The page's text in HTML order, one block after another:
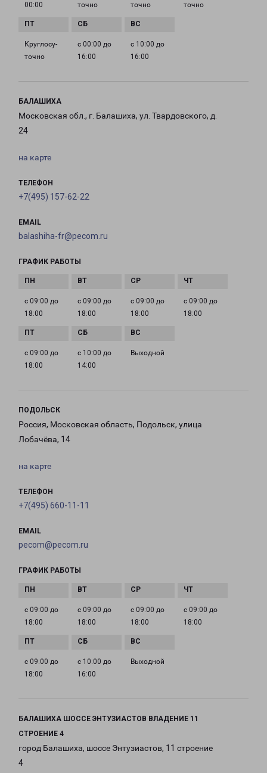
00:00
точно
точно
точно
Круглосу­
точно
с 00:00 до
16:00
с 10:00 до
16:00
БАЛАШИХА
Московская обл., г. Балашиха, ул. Твардовского, д.
24
на карте
ТЕЛЕФОН
+7(495) 157-62-22
EMAIL
balashiha-fr@pecom.ru
ГРАФИК РАБОТЫ
с 09:00 до
18:00
с 09:00 до
18:00
с 09:00 до
18:00
с 09:00 до
18:00
с 09:00 до
18:00
с 10:00 до
14:00
Выходной
ПОДОЛЬСК
Россия, Московская область, Подольск, улица
Лобачёва, 14
на карте
ТЕЛЕФОН
+7(495) 660-11-11
EMAIL
pecom@pecom.ru
ГРАФИК РАБОТЫ
с 09:00 до
18:00
с 09:00 до
18:00
с 09:00 до
18:00
с 09:00 до
18:00
с 09:00 до
18:00
с 10:00 до
16:00
Выходной
БАЛАШИХА ШОССЕ ЭНТУЗИАСТОВ ВЛАДЕНИЕ 11
СТРОЕНИЕ 4
город Балашиха, шоссе Энтузиастов, 11 строение
4